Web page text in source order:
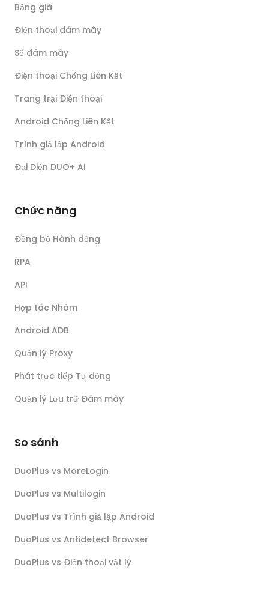
Bảng giá
Điện thoại đám mây
Số đám mây
Điện thoại Chống Liên Kết
Trang trại Điện thoại
Android Chống Liên Kết
Trình giả lập Android
Đại Diện DUO+ AI
Chức năng
Đồng bộ Hành động
RPA
API
Hợp tác Nhóm
Android ADB
Quản lý Proxy
Phát trực tiếp Tự động
Quản lý Lưu trữ Đám mây
So sánh
DuoPlus vs MoreLogin
DuoPlus vs Multilogin
DuoPlus vs Trình giả lập Android
DuoPlus vs Antidetect Browser
DuoPlus vs Điện thoại vật lý